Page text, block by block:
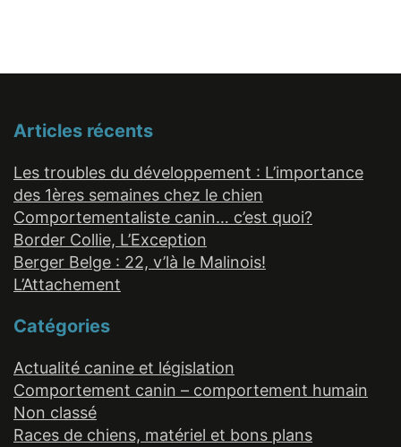
Articles récents
Les troubles du développement : L’importance
des 1ères semaines chez le chien
Comportementaliste canin… c’est quoi?
Border Collie, L’Exception
Berger Belge : 22, v’là le Malinois!
L’Attachement
Catégories
Actualité canine et législation
Comportement canin – comportement humain
Non classé
Races de chiens, matériel et bons plans